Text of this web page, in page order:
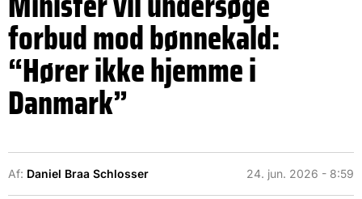
forbud mod bønnekald:
“Hører ikke hjemme i
Danmark”
Af: Daniel Braa Schlosser 24. jun. 2026 - 8:59